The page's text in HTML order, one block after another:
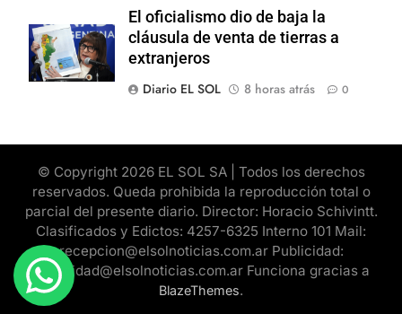
El oficialismo dio de baja la
cláusula de venta de tierras a
extranjeros
Diario EL SOL
8 horas atrás 0
© Copyright 2026 EL SOL SA | Todos los derechos
reservados. Queda prohibida la reproducción total o
parcial del presente diario. Director: Horacio Schivintt.
Clasificados y Edictos: 4257-6325 Interno 101 Mail:
recepcion@elsolnoticias.com.ar Publicidad:
publicidad@elsolnoticias.com.ar Funciona gracias a
BlazeThemes.